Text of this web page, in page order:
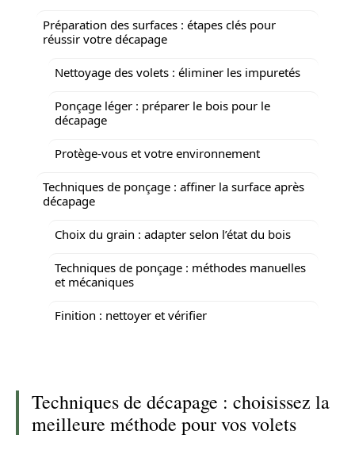
Préparation des surfaces : étapes clés pour
réussir votre décapage
Nettoyage des volets : éliminer les impuretés
Ponçage léger : préparer le bois pour le
décapage
Protège-vous et votre environnement
Techniques de ponçage : affiner la surface après
décapage
Choix du grain : adapter selon l’état du bois
Techniques de ponçage : méthodes manuelles
et mécaniques
Finition : nettoyer et vérifier
Techniques de décapage : choisissez la
meilleure méthode pour vos volets